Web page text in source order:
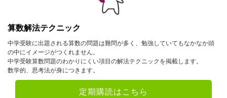
算数解法テクニック
中学受験に出題される算数の問題は難問が多く、勉強していてもなかなか頭
の中にイメージがつくれません。
中学受験算数問題のわかりにくい項目の解法テクニックを掲載します。
数学的、思考法が身につきます。
定期購読はこちら